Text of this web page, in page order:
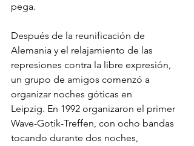
pega.
Después de la reunificación de
Alemania y el relajamiento de las
represiones contra la libre expresión,
un grupo de amigos comenzó a
organizar noches góticas en
Leipzig. En 1992 organizaron el primer
Wave-Gotik-Treffen, con ocho bandas
tocando durante dos noches,